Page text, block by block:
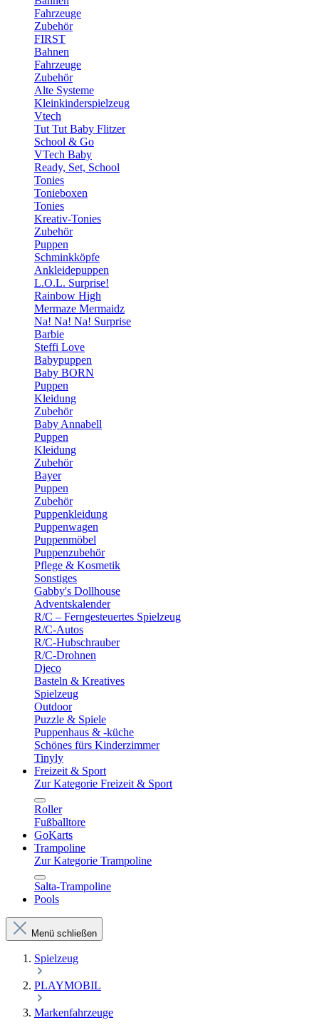
Fahrzeuge
Zubehör
FIRST
Bahnen
Fahrzeuge
Zubehör
Alte Systeme
Kleinkinderspielzeug
Vtech
Tut Tut Baby Flitzer
School & Go
VTech Baby
Ready, Set, School
Tonies
Tonieboxen
Tonies
Kreativ-Tonies
Zubehör
Puppen
Schminkköpfe
Ankleidepuppen
L.O.L. Surprise!
Rainbow High
Mermaze Mermaidz
Na! Na! Na! Surprise
Barbie
Steffi Love
Babypuppen
Baby BORN
Puppen
Kleidung
Zubehör
Baby Annabell
Puppen
Kleidung
Zubehör
Bayer
Puppen
Zubehör
Puppenkleidung
Puppenwagen
Puppenmöbel
Puppenzubehör
Pflege & Kosmetik
Sonstiges
Gabby's Dollhouse
Adventskalender
R/C – Ferngesteuertes Spielzeug
R/C-Autos
R/C-Hubschrauber
R/C-Drohnen
Djeco
Basteln & Kreatives
Spielzeug
Outdoor
Puzzle & Spiele
Puppenhaus & -küche
Schönes fürs Kinderzimmer
Tinyly
Freizeit & Sport
Zur Kategorie Freizeit & Sport
Roller
Fußballtore
GoKarts
Trampoline
Zur Kategorie Trampoline
Salta-Trampoline
Pools
Menü schließen
Spielzeug
PLAYMOBIL
Markenfahrzeuge